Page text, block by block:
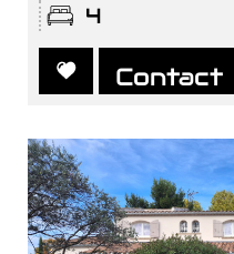
4
Contact
Nouveauté